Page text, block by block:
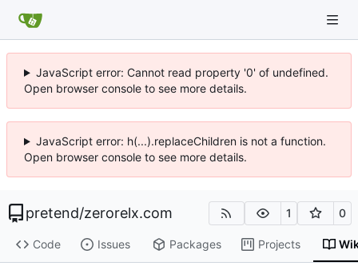
JavaScript error: Cannot read property '0' of undefined.
Open browser console to see more details.
JavaScript error: h(...).replaceChildren is not a function.
Open browser console to see more details.
pretend/zerorelx.com 1 0
Code Issues Packages Projects